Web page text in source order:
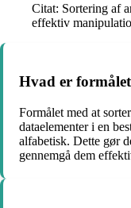
Citat: Sortering af
effektiv
Hvad er
Formålet med at
dataelementer i en
alfabetisk. Dette gør
gennemgå dem